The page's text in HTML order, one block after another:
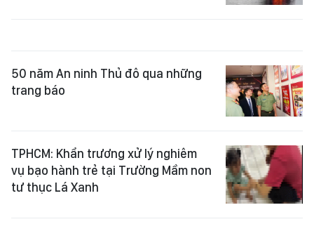
50 năm An ninh Thủ đô qua những
trang báo
TPHCM: Khẩn trương xử lý nghiêm
vụ bạo hành trẻ tại Trường Mầm non
tư thục Lá Xanh